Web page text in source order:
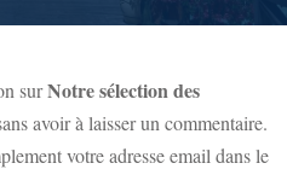
surNotre sélection des
avoir à laisser un commentaire.
votre adresse email dans le